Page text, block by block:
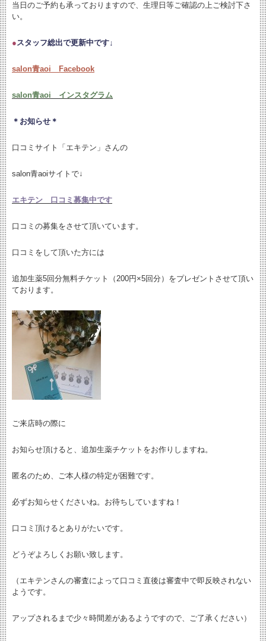
当日のご予約も承っておりますので、生理日等ご確認の上ご検討下さ
い。
●スタッフ総出で更新中です↓
salon青aoi Facebook
salon青aoi インスタグラム
＊お知らせ＊
口コミサイト「エキテン」さんの
salon青aoiサイトで↓
エキテン 口コミ募集中です
口コミの募集をさせて頂いています。
口コミをして頂いた方には
追加生薬5回分無料チケット（200円×5回分）をプレゼントさせて頂い
ております。
ご来店時の際に
お知らせ頂けると、追加生薬チケットをお作りしますね。
匿名のため、ご本人様の特定が困難です。
必ずお知らせくださいね。お待ちしていますね！
口コミ頂けるとありがたいです。
どうぞよろしくお願い致します。
（エキテンさんの審査によって口コミ直後は審査中で即反映されない
ようです。
アップされるまで少々時間差があるようですので、ご了承ください）